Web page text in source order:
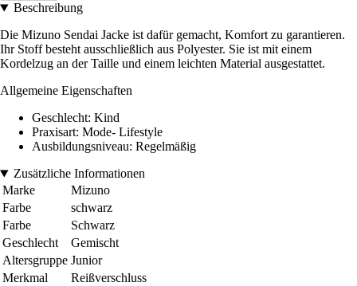
Beschreibung
Die Mizuno Sendai Jacke ist dafür gemacht, Komfort zu garantieren.
Ihr Stoff besteht ausschließlich aus Polyester. Sie ist mit einem
Kordelzug an der Taille und einem leichten Material ausgestattet.
Allgemeine Eigenschaften
Geschlecht: Kind
Praxisart: Mode- Lifestyle
Ausbildungsniveau: Regelmäßig
Zusätzliche Informationen
Marke
Mizuno
Farbe
schwarz
Farbe
Schwarz
Geschlecht
Gemischt
Altersgruppe Junior
Merkmal
Reißverschluss